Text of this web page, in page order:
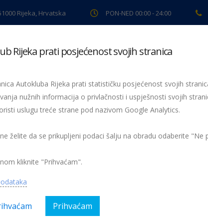
Rijeka, Hrvatska PON-NED 00:00 - 24:00
pregled Pomoć na cesti Servis Preventiva
2
Rijeka prati posjećenost svojih stranica
Autokluba Rijeka prati statističku posjećenost svojih
nužnih informacija o privlačnosti i uspješnosti svojih
uslugu treće strane pod nazivom Google Analytics.
želite da se prikupljeni podaci šalju na obradu odaberite "Ne
kliknite "Prihvaćam".
Prihvaćam